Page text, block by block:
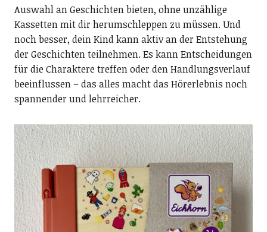
Auswahl an Geschichten bieten, ohne unzählige
Kassetten mit dir herumschleppen zu müssen. Und
noch besser, dein Kind kann aktiv an der Entstehung
der Geschichten teilnehmen. Es kann Entscheidungen
für die Charaktere treffen oder den Handlungsverlauf
beeinflussen – das alles macht das Hörerlebnis noch
spannender und lehrreicher.